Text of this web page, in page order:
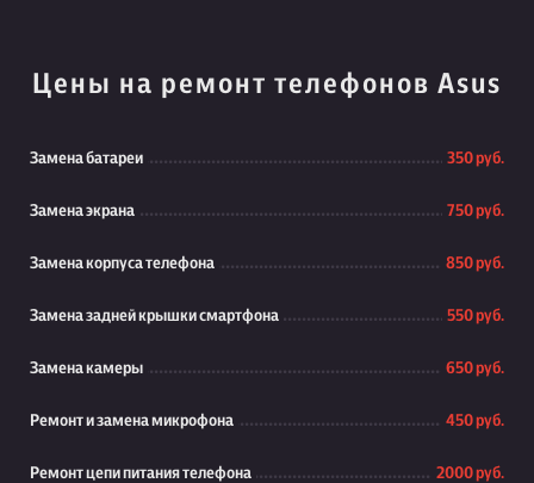
Цены на ремонт телефонов Asus
Замена батареи 350 руб.
Замена экрана 750 руб.
Замена корпуса телефона 850 руб.
Замена задней крышки смартфона 550 руб.
Замена камеры 650 руб.
Ремонт и замена микрофона 450 руб.
Ремонт цепи питания телефона 2000 руб.